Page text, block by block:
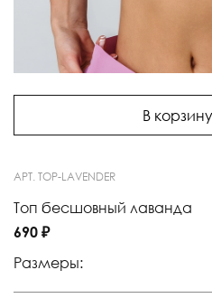
Топ бесшовный лаванда
690 ₽
Размеры:
АРТ. TOP-LAVENDER
В корзину